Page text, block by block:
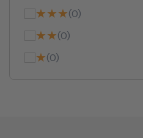
★★★(0)
★★(0)
★(0)